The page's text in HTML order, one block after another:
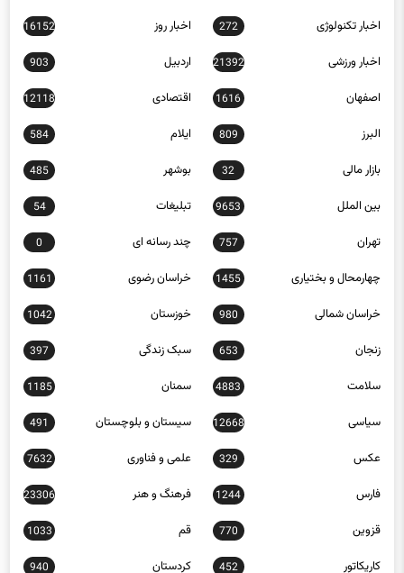
اخبار تکنولوژی 272 اخبار روز 16152
اخبار ورزشی 21392 اردبیل 903
اصفهان 1616 اقتصادی 12118
البرز 809 ایلام 584
بازار مالی 32 بوشهر 485
بین الملل 9653 تبلیغات 54
تهران 757 چند رسانه ای 0
چهارمحال و بختیاری 1455 خراسان رضوی 1161
خراسان شمالی 980 خوزستان 1042
زنجان 653 سبک زندگی 397
سلامت 4883 سمنان 1185
سیاسی 12668 سیستان و بلوچستان 491
عکس 329 علمی و فناوری 7632
فارس 1244 فرهنگ و هنر 23306
قزوین 770 قم 1033
کاریکاتور 452 کردستان 940